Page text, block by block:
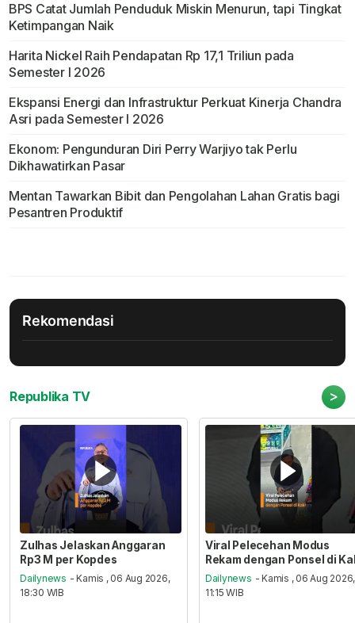
BPS Catat Jumlah Penduduk Miskin Menurun, tapi Tingkat
Ketimpangan Naik
Harita Nickel Raih Pendapatan Rp 17,1 Triliun pada
Semester I 2026
Ekspansi Energi dan Infrastruktur Perkuat Kinerja Chandra
Asri pada Semester I 2026
Ekonom: Pengunduran Diri Perry Warjiyo tak Perlu
Dikhawatirkan Pasar
Mentan Tawarkan Bibit dan Pengolahan Lahan Gratis bagi
Pesantren Produktif
Rekomendasi
Republika TV >
Zulhas Jelaskan Anggaran
Rp3 M per Kopdes
Dailynews - Kamis , 06 Aug 2026,
18:30 WIB
Viral Pelecehan Modus
Rekam dengan Ponsel di
Dailynews - Kamis , 06 Aug 2026,
11:15 WIB